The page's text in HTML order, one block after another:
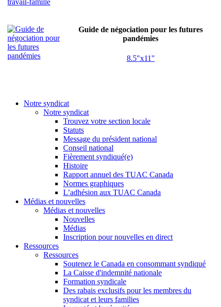
Guide de négociation pour les futures
pandémies
8.5"x11"
Notre syndicat
Notre syndicat
Trouvez votre section locale
Statuts
Message du président national
Conseil national
Fièrement syndiqué(e)
Histoire
Rapport annuel des TUAC Canada
Normes graphiques
L’adhésion aux TUAC Canada
Médias et nouvelles
Médias et nouvelles
Nouvelles
Médias
Inscription pour nouvelles en direct
Ressources
Ressources
Soutenez le Canada en consommant syndiqué
La Caisse d'indemnité nationale
Formation syndicale
Des rabais exclusifs pour les membres du
syndicat et leurs families